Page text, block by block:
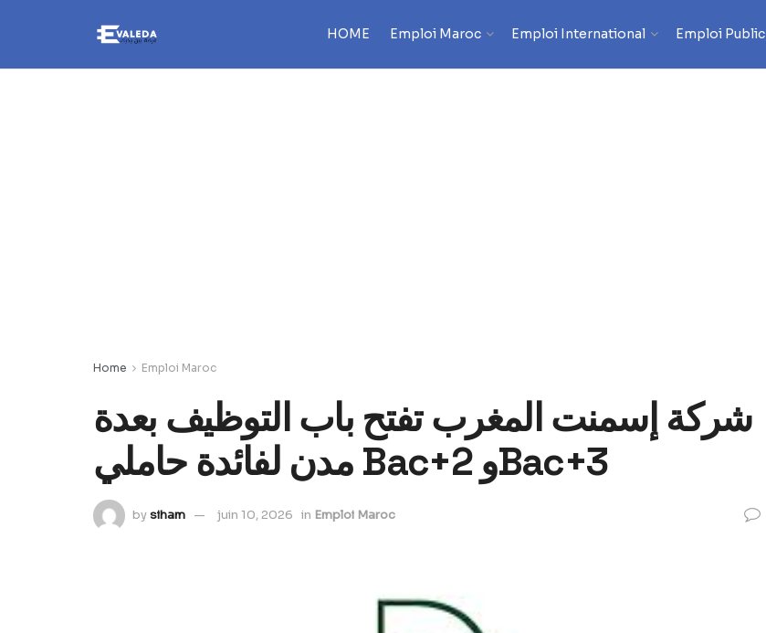
HOME Emploi Maroc Emploi International Emploi Public
Home Emploi Maroc
شركة إسمنت المغرب تفتح باب التوظيف بعدة
مدن لفائدة حاملي Bac+2 وBac+3
bysiham juin 10, 2026 in Emploi Maroc